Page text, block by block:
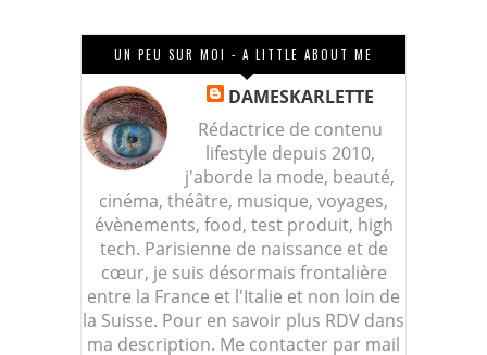
UN PEU SUR MOI - A LITTLE ABOUT ME
DAMESKARLETTE
Rédactrice de contenu
lifestyle depuis 2010,
j'aborde la mode, beauté,
cinéma, théâtre, musique, voyages,
évènements, food, test produit, high
tech. Parisienne de naissance et de
cœur, je suis désormais frontalière
entre la France et l'Italie et non loin de
la Suisse. Pour en savoir plus RDV dans
ma description. Me contacter par mail